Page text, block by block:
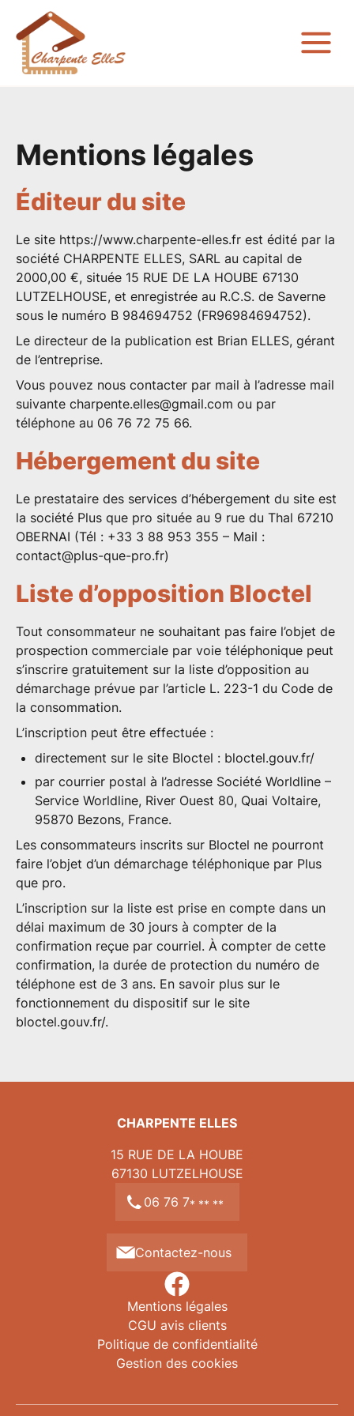
Mentions légales
Éditeur du site
Le site https://www.charpente-elles.fr est édité par la
société CHARPENTE ELLES, SARL au capital de
2000,00 €, située 15 RUE DE LA HOUBE 67130
LUTZELHOUSE, et enregistrée au R.C.S. de Saverne
sous le numéro B 984694752 (FR96984694752).
Le directeur de la publication est Brian ELLES, gérant
de l’entreprise.
Vous pouvez nous contacter par mail à l’adresse mail
suivante charpente.elles@gmail.com ou par
téléphone au 06 76 72 75 66.
Hébergement du site
Le prestataire des services d’hébergement du site est
la société Plus que pro située au 9 rue du Thal 67210
OBERNAI (Tél : +33 3 88 953 355 – Mail :
contact@plus-que-pro.fr)
Liste d’opposition Bloctel
Tout consommateur ne souhaitant pas faire l’objet de
prospection commerciale par voie téléphonique peut
s’inscrire gratuitement sur la liste d’opposition au
démarchage prévue par l’article L. 223-1 du Code de
la consommation.
L’inscription peut être effectuée :
directement sur le site Bloctel : bloctel.gouv.fr/
par courrier postal à l’adresse Société Worldline –
Service Worldline, River Ouest 80, Quai Voltaire,
95870 Bezons, France.
Les consommateurs inscrits sur Bloctel ne pourront
faire l’objet d’un démarchage téléphonique par Plus
que pro.
L’inscription sur la liste est prise en compte dans un
délai maximum de 30 jours à compter de la
confirmation reçue par courriel. À compter de cette
confirmation, la durée de protection du numéro de
téléphone est de 3 ans. En savoir plus sur le
fonctionnement du dispositif sur le site
bloctel.gouv.fr/.
CHARPENTE ELLES
15 RUE DE LA HOUBE
67130 LUTZELHOUSE
06 76 7* ** **
Contactez-nous
Mentions légales
CGU avis clients
Politique de confidentialité
Gestion des cookies